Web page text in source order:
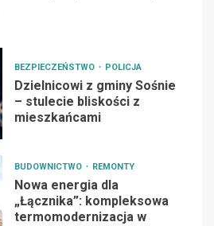
BEZPIECZEŃSTWO POLICJA
Dzielnicowi z gminy Sośnie
– stulecie bliskości z
mieszkańcami
BUDOWNICTWO REMONTY
Nowa energia dla
„Łącznika”: kompleksowa
termomodernizacja w